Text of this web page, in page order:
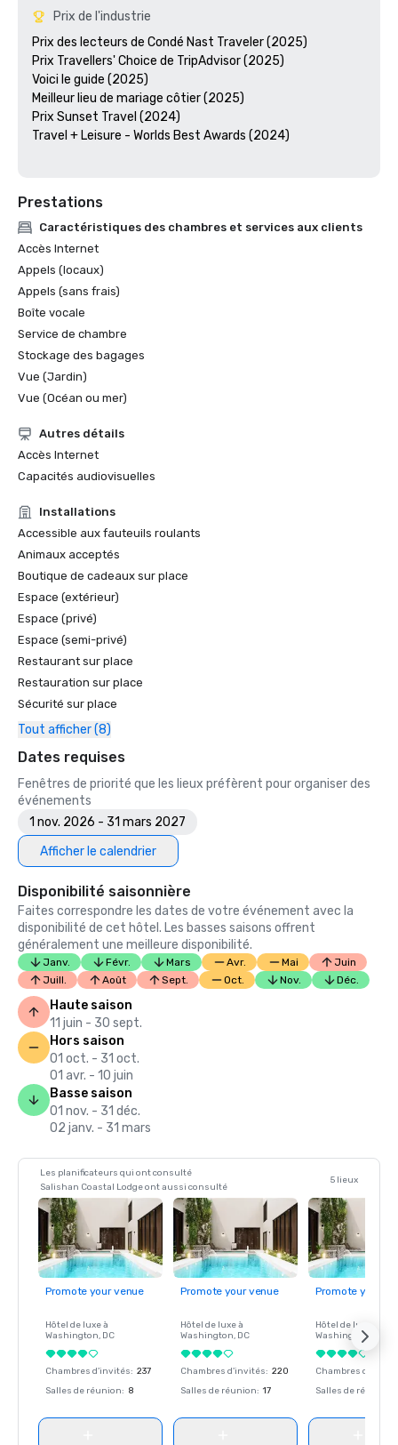
Prix de l'industrie
Prix des lecteurs de Condé Nast Traveler (2025)
Prix Travellers' Choice de TripAdvisor (2025)
Voici le guide (2025)
Meilleur lieu de mariage côtier (2025)
Prix Sunset Travel (2024)
Travel + Leisure - Worlds Best Awards (2024)
Prestations
Caractéristiques des chambres et services aux clients
Accès Internet
Appels (locaux)
Appels (sans frais)
Boîte vocale
Service de chambre
Stockage des bagages
Vue (Jardin)
Vue (Océan ou mer)
Autres détails
Accès Internet
Capacités audiovisuelles
Installations
Accessible aux fauteuils roulants
Animaux acceptés
Boutique de cadeaux sur place
Espace (extérieur)
Espace (privé)
Espace (semi-privé)
Restaurant sur place
Restauration sur place
Sécurité sur place
Tout afficher (8)
Dates requises
Fenêtres de priorité que les lieux préfèrent pour organiser des
événements
1 nov. 2026 - 31 mars 2027
Afficher le calendrier
Disponibilité saisonnière
Faites correspondre les dates de votre événement avec la
disponibilité de cet hôtel. Les basses saisons offrent
généralement une meilleure disponibilité.
Janv. Févr. Mars Avr. Mai
Juin
Juill.
Août Sept. Oct. Nov. Déc.
Haute saison
11 juin - 30 sept.
Hors saison
01 oct. - 31 oct.
01 avr. - 10 juin
Basse saison
01 nov. - 31 déc.
02 janv. - 31 mars
Les planificateurs qui ont consulté
Salishan Coastal Lodge ont aussi consulté
5 lieux
Promote your venue
Hôtel de luxe à
Washington, DC
Chambres d'invités: 237
Salles de réunion: 8
Promote your venue
Hôtel de luxe à
Washington, DC
Chambres d'invités: 220
Salles de réunion: 17
Promote your
Hôtel de luxe à
Washington
Chambres
Salles de réunion